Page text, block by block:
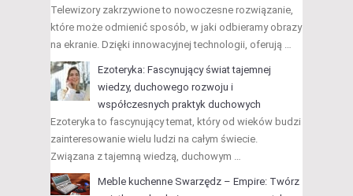
Telewizory zakrzywione to nowoczesne rozwiązanie,
które może odmienić sposób, w jaki odbieramy obrazy
na ekranie. Dzięki innowacyjnej technologii, oferują …
Ezoteryka: Fascynujący świat tajemnej
wiedzy, duchowego rozwoju i
współczesnych praktyk duchowych
Ezoteryka to fascynujący temat, który od wieków budzi
zainteresowanie wielu ludzi na całym świecie.
Związana z tajemną wiedzą, duchowym …
Meble kuchenne Swarzędz – Empire: Twórz